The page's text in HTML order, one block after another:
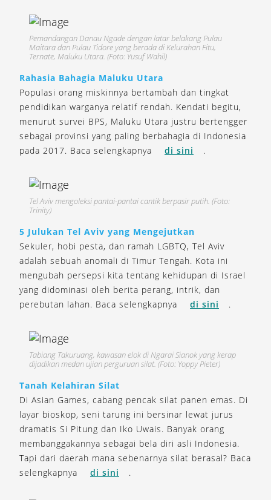
Pemandangan Danau Ngade dengan latar belakang Pulau
Maitara dan Pulau Tidore yang berada di Kelurahan Fitu,
Ternate, Maluku Utara. (Foto: Yusuf Wahil)
Rahasia Bahagia Maluku Utara
Populasi orang miskinnya bertambah dan tingkat
pendidikan warganya relatif rendah. Kendati begitu,
menurut survei BPS, Maluku Utara justru bertengger
sebagai provinsi yang paling berbahagia di Indonesia
pada 2017. Baca selengkapnya
di sini .
Tel Aviv mengoleksi pantai-pantai cantik berpasir putih. (Foto:
Trinity)
5 Julukan Tel Aviv yang Mengejutkan
Sekuler, hobi pesta, dan ramah LGBTQ, Tel Aviv
adalah sebuah anomali di Timur Tengah. Kota ini
mengubah persepsi kita tentang kehidupan di Israel
yang didominasi oleh berita perang, intrik, dan
perebutan lahan. Baca selengkapnya
di sini .
Tabiang Takuruang, kawasan elok di Ngarai Sianok yang kerap
dijadikan medan ujian perguruan silat. (Foto: Yoppy Pieter)
Tanah Kelahiran Silat
Di Asian Games, cabang pencak silat panen emas. Di
layar bioskop, seni tarung ini bersinar lewat jurus
dramatis Si Pitung dan Iko Uwais. Banyak orang
membanggakannya sebagai bela diri asli Indonesia.
Tapi dari daerah mana sebenarnya silat berasal? Baca
selengkapnya
di sini .